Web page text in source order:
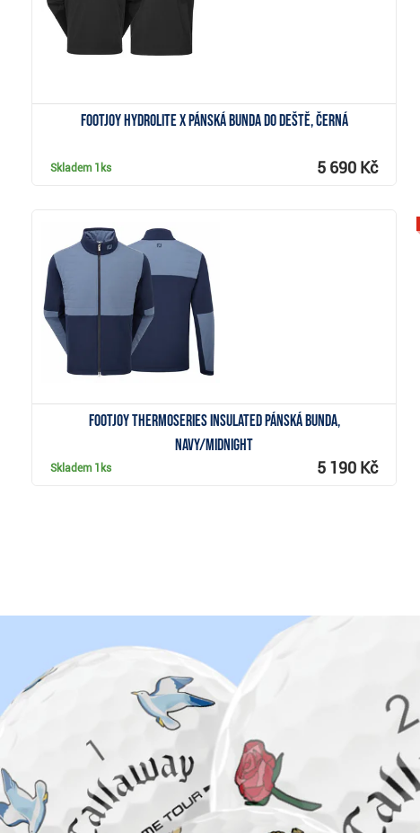
FootJoy HydroLite X pánská bunda do deště, černá
Skladem 1ks 5 690 Kč
FootJoy ThermoSeries Insulated pánská bunda,
navy/midnight
Skladem 1ks 5 190 Kč
Zobrazit